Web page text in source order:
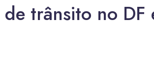
trânsito no